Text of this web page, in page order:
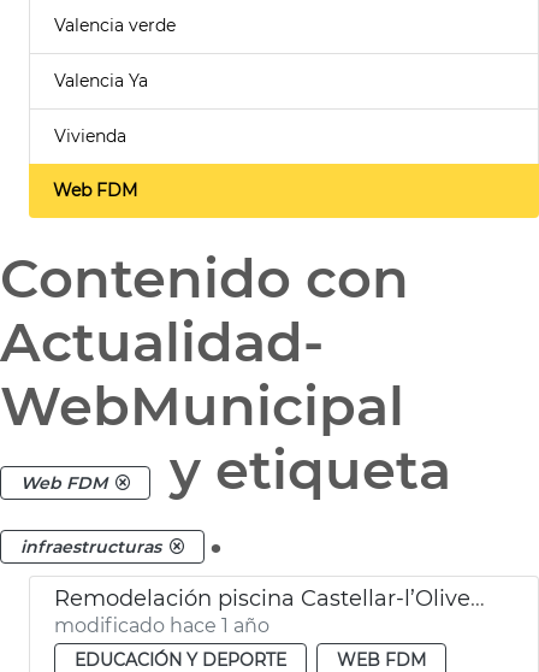
Valencia verde
Valencia Ya
Vivienda
Web FDM
Contenido con
Actualidad-
WebMunicipal
Web FDM y etiqueta
infraestructuras .
Remodelación piscina Castellar-l’Oliveral
modificado hace 1 año
EDUCACIÓN Y DEPORTE
WEB FDM